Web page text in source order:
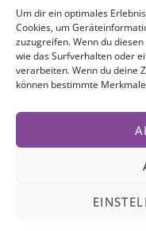
Um dir ein optimales
Cookies, um
zuzugreifen. Wenn du
wie das Surfverhalten oder
verarbeiten. Wenn du deine
können bestimmte
Cookie-Richtlinie
SOZIALE NETZWERKE
Facebook